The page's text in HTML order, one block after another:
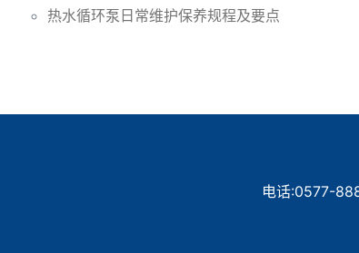
热水循环泵日常维护保养规程及要点
电话:0577-